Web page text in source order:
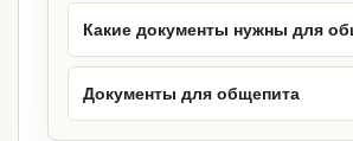
Какие документы нужны для
Документы для общепита